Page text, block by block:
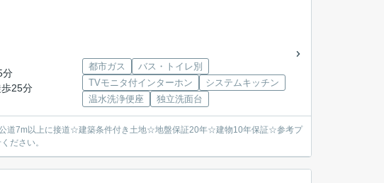
分
歩25分
都市ガス
バス・トイレ別
TVモニタ付インターホン
システムキッチン
温水洗浄便座
独立洗面台
7m以上に接道☆建築条件付き土地☆地盤保証20年☆建物10年保証☆参考プ
ださい。